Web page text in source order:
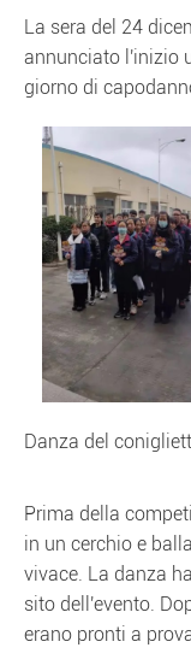
La sera del 24
annunciato l'inizio
giorno di
Danza del
Prima della
in un cerchio e
vivace. La danza
sito dell'evento.
erano pronti a